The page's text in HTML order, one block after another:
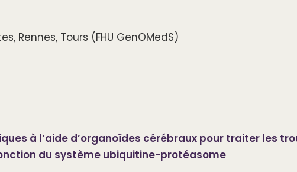
Rennes, Tours (FHU GenOMedS)
à l’aide d’organoïdes cérébraux pour traiter les
du système ubiquitine-protéasome